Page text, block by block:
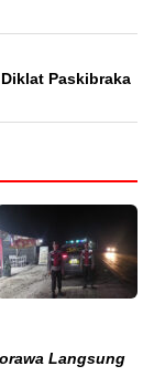
Paskibraka
Langsung